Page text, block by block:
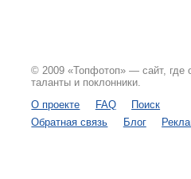
© 2009 «Топфотоп» — сайт, где
таланты и поклонники.
О проекте
FAQ
Поиск
Обратная связь
Блог